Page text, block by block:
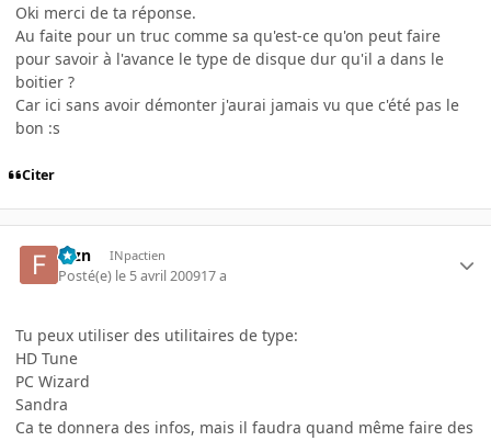
Oki merci de ta réponse.
Au faite pour un truc comme sa qu'est-ce qu'on peut faire
pour savoir à l'avance le type de disque dur qu'il a dans le
boitier ?
Car ici sans avoir démonter j'aurai jamais vu que c'été pas le
bon :s
Citer
fbzn INpactien
Posté(e) le 5 avril 200917 a
Tu peux utiliser des utilitaires de type:
HD Tune
PC Wizard
Sandra
Ca te donnera des infos, mais il faudra quand même faire des